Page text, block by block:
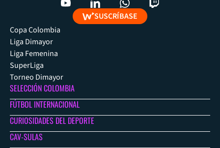
SUSCRÍBASE
Copa Colombia
Liga Dimayor
Liga Femenina
SuperLiga
Torneo Dimayor
SELECCIÓN COLOMBIA
FÚTBOL INTERNACIONAL
CURIOSIDADES DEL DEPORTE
CAV-SULAS